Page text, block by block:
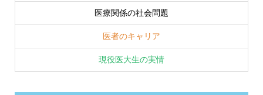
医療関係の社会問題
医者のキャリア
現役医大生の実情